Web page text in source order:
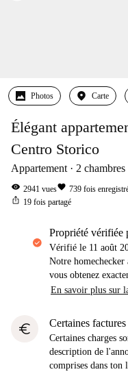
Photos Carte
Élégant
Centro Storico
Appartement 2 chambres
visibility 2941 vuesfavorite 739 fois
ios_share 19 fois partagé
propriété
Vérifié le 11 août
Notre homechecker
vous obtenez
En savoir plus sur
euro Certaines
Certaines charges
description de
comprises dans ton